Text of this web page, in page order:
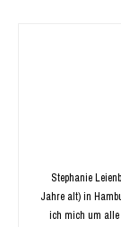
Stephanie
Jahre alt) in
ich mich um